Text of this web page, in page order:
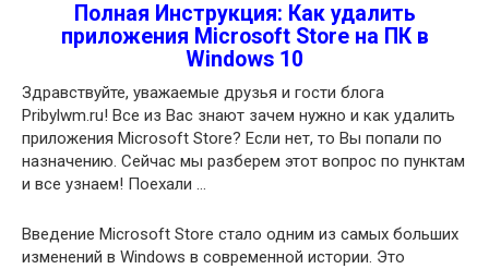
Полная Инструкция: Как удалить
приложения Microsoft Store на ПК в
Windows 10
Здравствуйте, уважаемые друзья и гости блога
Pribylwm.ru! Все из Вас знают зачем нужно и как удалить
приложения Microsoft Store? Если нет, то Вы попали по
назначению. Сейчас мы разберем этот вопрос по пунктам
и все узнаем! Поехали …
Введение Microsoft Store стало одним из самых больших
изменений в Windows в современной истории. Это